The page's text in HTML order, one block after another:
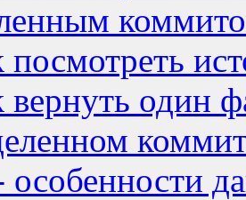
посмотреть
вернуть один